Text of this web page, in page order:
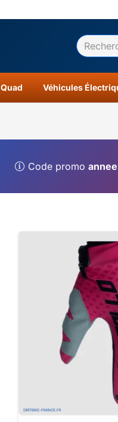
Quad Véhicules
Code promo
Résultats 0